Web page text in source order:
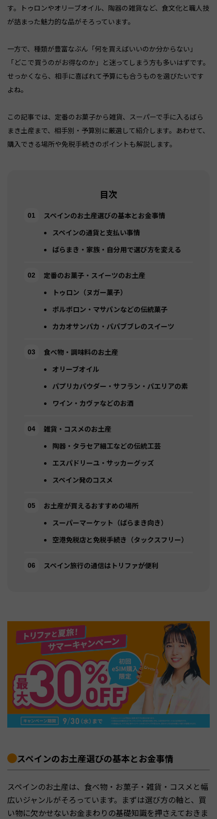
す。トゥロンやオリーブオイル、陶器の雑貨など、食文化と職人技
が詰まった魅力的な品がそろっています。
一方で、種類が豊富なぶん「何を買えばいいのか分からない」
「どこで買うのがお得なのか」と迷ってしまう方も多いはずです。
せっかくなら、相手に喜ばれて予算にも合うものを選びたいです
よね。
この記事では、定番のお菓子から雑貨、スーパーで手に入るばら
まき土産まで、相手別・予算別に厳選して紹介します。あわせて、
購入できる場所や免税手続きのポイントも解説します。
目次
スペインのお土産選びの基本とお金事情
スペインの通貨と支払い事情
ばらまき・家族・自分用で選び方を変える
定番のお菓子・スイーツのお土産
トゥロン（ヌガー菓子）
ポルボロン・マサパンなどの伝統菓子
カカオサンパカ・パパブブレのスイーツ
食べ物・調味料のお土産
オリーブオイル
パプリカパウダー・サフラン・パエリアの素
ワイン・カヴァなどのお酒
雑貨・コスメのお土産
陶器・タラセア細工などの伝統工芸
エスパドリーユ・サッカーグッズ
スペイン発のコスメ
お土産が買えるおすすめの場所
スーパーマーケット（ばらまき向き）
空港免税店と免税手続き（タックスフリー）
スペイン旅行の通信はトリファが便利
スペインのお土産選びの基本とお金事情
スペインのお土産は、食べ物・お菓子・雑貨・コスメと幅
広いジャンルがそろっています。まずは選び方の軸と、買
い物に欠かせないお金まわりの基礎知識を押さえておきま